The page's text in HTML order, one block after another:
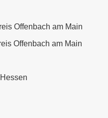
Offenbach am Main
Offenbach am Main